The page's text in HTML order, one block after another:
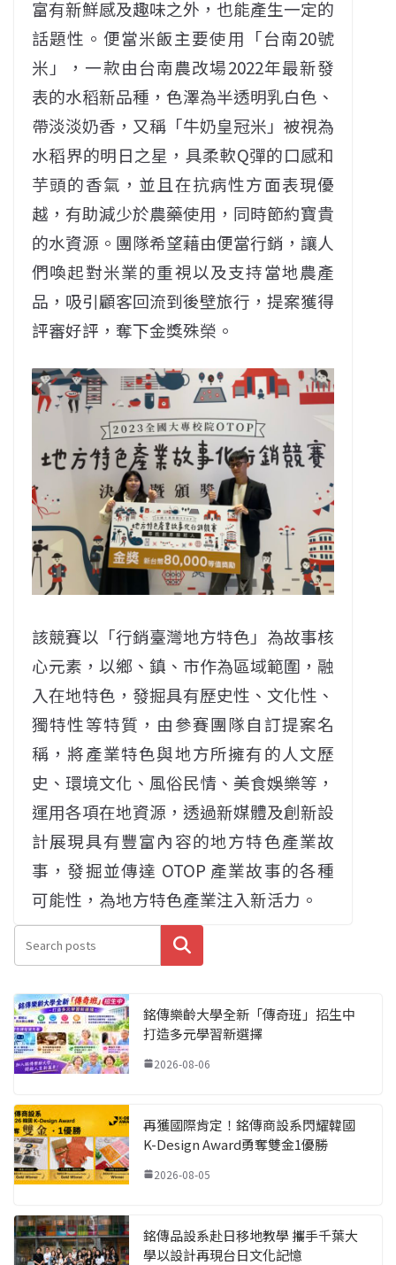
富有新鮮感及趣味之外，也能產生一定的
話題性。便當米飯主要使用「台南20號
米」，一款由台南農改場2022年最新發
表的水稻新品種，色澤為半透明乳白色、
帶淡淡奶香，又稱「牛奶皇冠米」被視為
水稻界的明日之星，具柔軟Q彈的口感和
芋頭的香氣，並且在抗病性方面表現優
越，有助減少於農藥使用，同時節約寶貴
的水資源。團隊希望藉由便當行銷，讓人
們喚起對米業的重視以及支持當地農產
品，吸引顧客回流到後壁旅行，提案獲得
評審好評，奪下金獎殊榮。
該競賽以「行銷臺灣地方特色」為故事核
心元素，以鄉、鎮、市作為區域範圍，融
入在地特色，發掘具有歷史性、文化性、
獨特性等特質，由參賽團隊自訂提案名
稱，將產業特色與地方所擁有的人文歷
史、環境文化、風俗民情、美食娛樂等，
運用各項在地資源，透過新媒體及創新設
計展現具有豐富內容的地方特色產業故
事，發掘並傳達 OTOP 產業故事的各種
可能性，為地方特色產業注入新活力。
搜尋
銘傳樂齡大學全新「傳奇班」招生中
打造多元學習新選擇
2026-08-06
再獲國際肯定！銘傳商設系閃耀韓國
K-Design Award勇奪雙金1優勝
2026-08-05
銘傳品設系赴日移地教學 攜手千葉大
學以設計再現台日文化記憶